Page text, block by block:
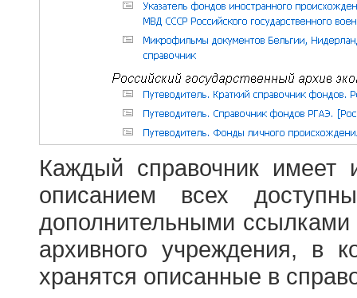
Каждый справочник имеет
описанием всех
дополнительными
архивного учреждения, в
хранятся описанные в